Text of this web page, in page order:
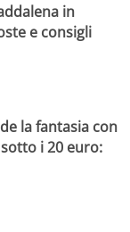
in
e consigli
la fantasia con
i 20 euro: